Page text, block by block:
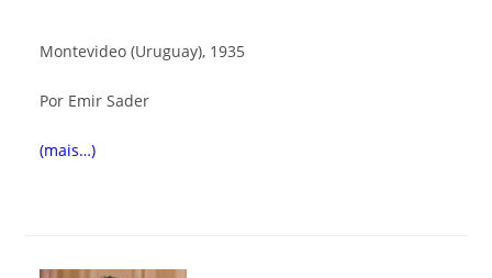
Montevideo (Uruguay), 1935
Por Emir Sader
(mais…)